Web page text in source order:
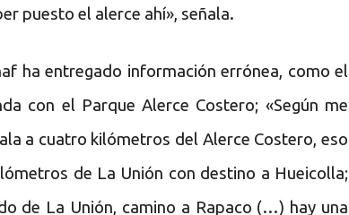
puesto el alerce ahí», señala.
ha entregado información errónea, como el
con el Parque Alerce Costero; «Según me
a cuatro kilómetros del Alerce Costero, eso
de La Unión con destino a Hueicolla;
de La Unión, camino a Rapaco (…) hay una